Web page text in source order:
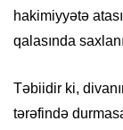
hakimiyyətə
qalasında
Təbiidir ki,
tərəfində